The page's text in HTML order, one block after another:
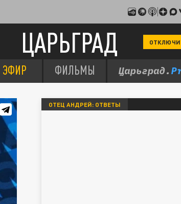
ЦАРЬГРАД
ЭФИР ФИЛЬМЫ
ОТЕЦ АНДРЕЙ: ОТВЕТЫ